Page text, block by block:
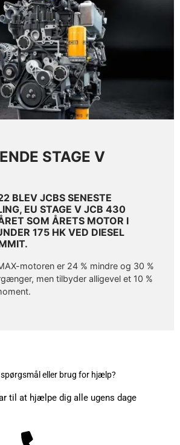
STAGE V
BLEV JCBS SENESTE
EU STAGE V JCB 430
SOM ÅRETS MOTOR I
175 HK VED DIESEL
motoren er 24 % mindre og 30 %
men tilbyder alligevel et 10 %
eller brug for hjælp?
til at hjælpe dig alle ugens dage